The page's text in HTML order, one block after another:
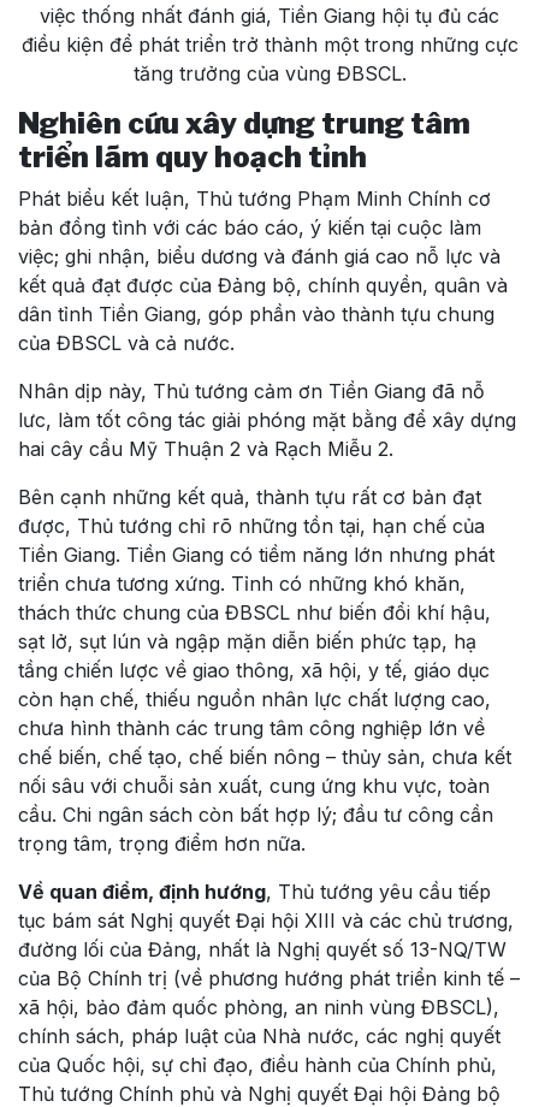
việc thống nhất đánh giá, Tiền Giang hội tụ đủ các
điều kiện để phát triển trở thành một trong những cực
tăng trưởng của vùng ĐBSCL.
Nghiên cứu xây dựng trung tâm
triển lãm quy hoạch tỉnh
Phát biểu kết luận, Thủ tướng Phạm Minh Chính cơ
bản đồng tình với các báo cáo, ý kiến tại cuộc làm
việc; ghi nhận, biểu dương và đánh giá cao nỗ lực và
kết quả đạt được của Đảng bộ, chính quyền, quân và
dân tỉnh Tiền Giang, góp phần vào thành tựu chung
của ĐBSCL và cả nước.
Nhân dịp này, Thủ tướng cảm ơn Tiền Giang đã nỗ
lưc, làm tốt công tác giải phóng mặt bằng để xây dựng
hai cây cầu Mỹ Thuận 2 và Rạch Miễu 2.
Bên cạnh những kết quả, thành tựu rất cơ bản đạt
được, Thủ tướng chỉ rõ những tồn tại, hạn chế của
Tiền Giang. Tiền Giang có tiềm năng lớn nhưng phát
triển chưa tương xứng. Tỉnh có những khó khăn,
thách thức chung của ĐBSCL như biến đổi khí hậu,
sạt lở, sụt lún và ngập mặn diễn biến phức tạp, hạ
tầng chiến lược về giao thông, xã hội, y tế, giáo dục
còn hạn chế, thiếu nguồn nhân lực chất lượng cao,
chưa hình thành các trung tâm công nghiệp lớn về
chế biến, chế tạo, chế biến nông – thủy sản, chưa kết
nối sâu với chuỗi sản xuất, cung ứng khu vực, toàn
cầu. Chi ngân sách còn bất hợp lý; đầu tư công cần
trọng tâm, trọng điểm hơn nữa.
Về quan điểm, định hướng, Thủ tướng yêu cầu tiếp
tục bám sát Nghị quyết Đại hội XIII và các chủ trương,
đường lối của Đảng, nhất là Nghị quyết số 13-NQ/TW
của Bộ Chính trị (về phương hướng phát triển kinh tế –
xã hội, bảo đảm quốc phòng, an ninh vùng ĐBSCL),
chính sách, pháp luật của Nhà nước, các nghị quyết
của Quốc hội, sự chỉ đạo, điều hành của Chính phủ,
Thủ tướng Chính phủ và Nghị quyết Đại hội Đảng bộ